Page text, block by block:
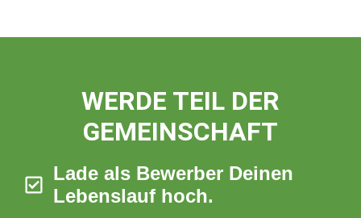
WERDE TEIL DER
GEMEINSCHAFT
Lade als Bewerber Deinen
Lebenslauf hoch.